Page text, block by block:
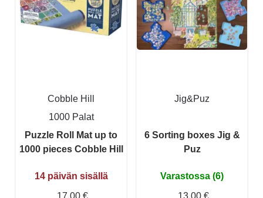
Cobble Hill
1000 Palat
Puzzle Roll Mat up to
1000 pieces Cobble Hill
14 päivän sisällä
Jig&Puz
6 Sorting boxes Jig &
Puz
Varastossa (6)